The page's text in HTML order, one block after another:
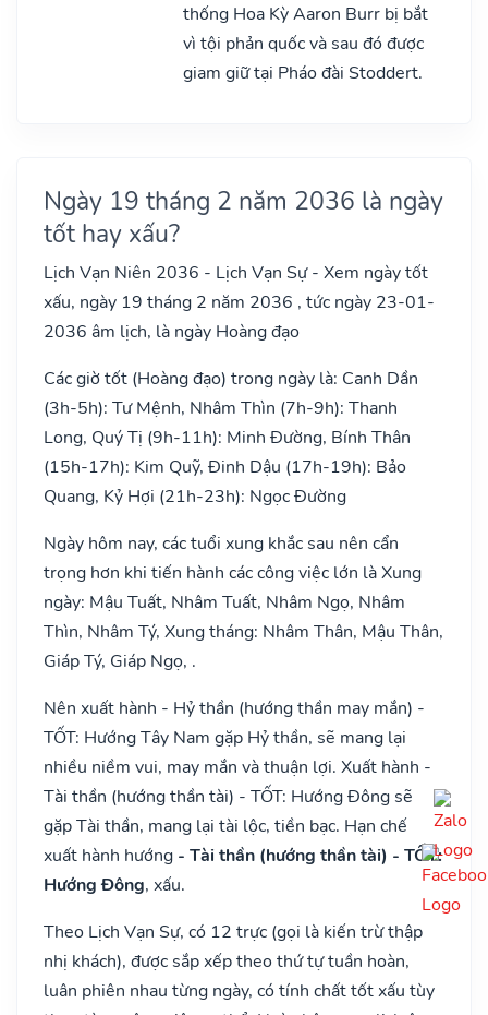
thống Hoa Kỳ Aaron Burr bị bắt
vì tội phản quốc và sau đó được
giam giữ tại Pháo đài Stoddert.
Ngày 19 tháng 2 năm 2036 là ngày
tốt hay xấu?
Lịch Vạn Niên 2036 - Lịch Vạn Sự - Xem ngày tốt
xấu, ngày 19 tháng 2 năm 2036 , tức ngày 23-01-
2036 âm lịch, là ngày Hoàng đạo
Các giờ tốt (Hoàng đạo) trong ngày là: Canh Dần
(3h-5h): Tư Mệnh, Nhâm Thìn (7h-9h): Thanh
Long, Quý Tị (9h-11h): Minh Đường, Bính Thân
(15h-17h): Kim Quỹ, Đinh Dậu (17h-19h): Bảo
Quang, Kỷ Hợi (21h-23h): Ngọc Đường
Ngày hôm nay, các tuổi xung khắc sau nên cẩn
trọng hơn khi tiến hành các công việc lớn là Xung
ngày: Mậu Tuất, Nhâm Tuất, Nhâm Ngọ, Nhâm
Thìn, Nhâm Tý, Xung tháng: Nhâm Thân, Mậu Thân,
Giáp Tý, Giáp Ngọ, .
Nên xuất hành - Hỷ thần (hướng thần may mắn) -
TỐT: Hướng Tây Nam gặp Hỷ thần, sẽ mang lại
nhiều niềm vui, may mắn và thuận lợi. Xuất hành -
Tài thần (hướng thần tài) - TỐT: Hướng Đông sẽ
gặp Tài thần, mang lại tài lộc, tiền bạc. Hạn chế
xuất hành hướng - Tài thần (hướng thần tài) - TỐT:
Hướng Đông, xấu.
Theo Lịch Vạn Sự, có 12 trực (gọi là kiến trừ thập
nhị khách), được sắp xếp theo thứ tự tuần hoàn,
luân phiên nhau từng ngày, có tính chất tốt xấu tùy